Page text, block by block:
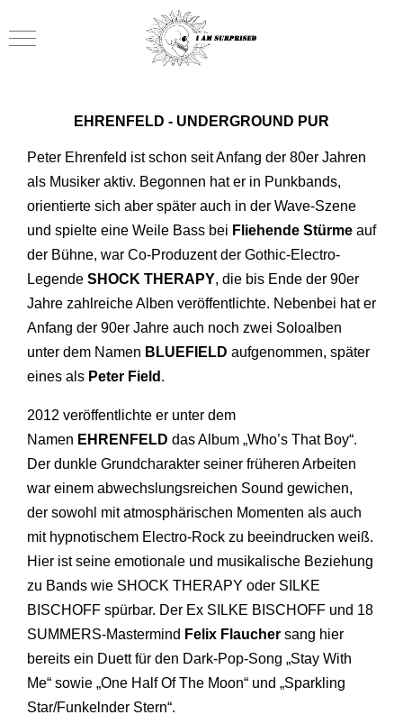
Mobile Menu Toggle
EHRENFELD - UNDERGROUND PUR
Peter Ehrenfeld ist schon seit Anfang der 80er Jahren
als Musiker aktiv. Begonnen hat er in Punkbands,
orientierte sich aber später auch in der Wave-Szene
und spielte eine Weile Bass bei Fliehende Stürme auf
der Bühne, war Co-Produ­zent der Gothic-Electro-
Legende SHOCK THERAPY, die bis Ende der 90er
Jahre zahlreiche Alben veröffentlichte. Nebenbei hat er
An­fang der 90er Jahre auch noch zwei Soloalben
unter dem Namen BLUEFIELD aufgenommen, später
eines als Peter Field .
2012 veröffentlichte er unter dem
Namen EHRENFELD das Album „Who’s That Boy“.
Der dunkle Grundcharakter seiner früheren Arbeiten
war einem abwechslungsreichen Sound gewichen,
der sowohl mit atmosphärischen Momenten als auch
mit hypno­ti­schem Electro-Rock zu beeindrucken weiß.
Hier ist seine emotionale und musikalische Bezieh­ung
zu Bands wie SHOCK THERAPY oder SILKE
BISCHOFF spürbar. Der Ex SILKE BISCHOFF und 18
SUMMERS-Mastermind Felix Flaucher sang hier
bereits ein Duett für den Dark-Pop-Song „Stay With
Me“ sowie „One Half Of The Moon“ und „Sparkling
Star/Funkelnder Stern“.